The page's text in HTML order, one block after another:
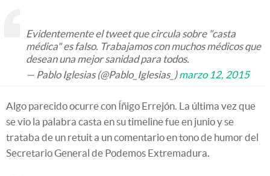
Evidentemente el tweet que circula sobre "casta
médica" es falso. Trabajamos con muchos médicos que
desean una mejor sanidad para todos.
— Pablo Iglesias (@Pablo_Iglesias_)marzo 12, 2015
Algo parecido ocurre con Íñigo Errejón. La última vez que
se vio la palabra casta en su timeline fue en junio y se
trataba de un retuit a un comentario en tono de humor del
Secretario General de Podemos Extremadura.